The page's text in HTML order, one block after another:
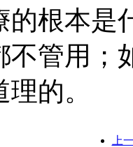
的根本是
不管用；
的。
上